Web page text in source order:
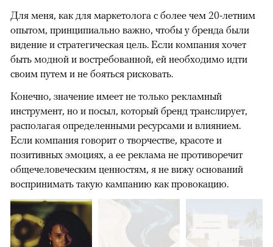
Для меня, как для маркетолога с более чем 20-летним
опытом, принципиально важно, чтобы у бренда были
видение и стратегическая цель. Если компания хочет
быть модной и востребованной, ей необходимо идти
своим путем и не бояться рисковать.
Конечно, значение имеет не только рекламный
инструмент, но и посыл, который бренд транслирует,
располагая определенными ресурсами и влиянием.
Если компания говорит о творчестве, красоте и
позитивных эмоциях, а ее реклама не противоречит
общечеловеческим ценностям, я не вижу оснований
воспринимать такую кампанию как провокацию.